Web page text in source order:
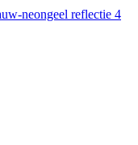
neongeel reflectie 4